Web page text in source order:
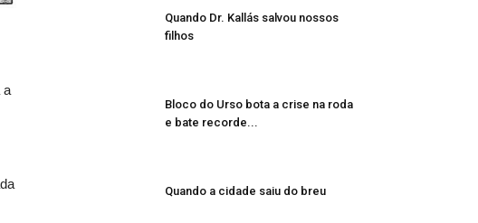
a
Quando Dr. Kallás salvou nossos
filhos
Bloco do Urso bota a crise na roda
e bate recorde...
Quando a cidade saiu do breu